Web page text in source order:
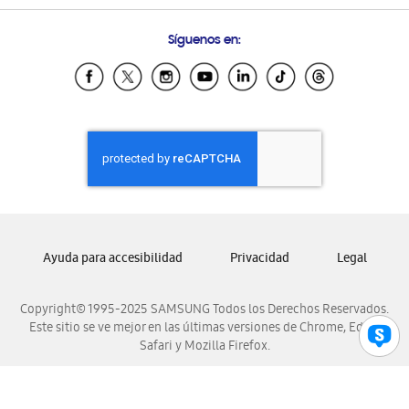
Samsung Ecuador
Samsung El Salvador
Samsung Honduras
Samsung Nicaragua
Samsung Panamá
Samsung Venezuela
Síguenos en:
Copyright© 1995-2025 SAMSUNG Todos los Derechos Reservados.
Este sitio se ve mejor en las últimas versiones de Chrome, Edge,
Safari y Mozilla Firefox.
Ayuda para accesibilidad Privacidad Legal